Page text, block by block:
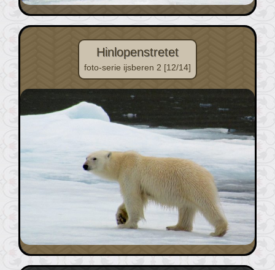
Hinlopenstretet
foto-serie ijsberen 2 [12/14]